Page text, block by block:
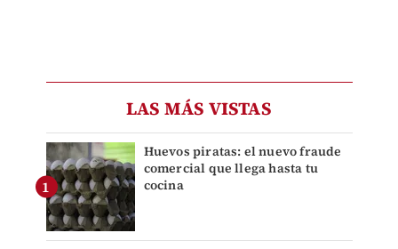
LAS MÁS VISTAS
Huevos piratas: el nuevo fraude
comercial que llega hasta tu
cocina